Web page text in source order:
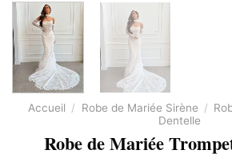
Accueil / Robe de Mariée Sirène /
Dentelle
Robe de Mariée